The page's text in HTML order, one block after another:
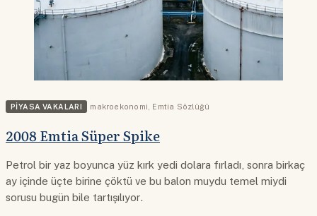
PIYASA VAKALARI makroekonomi, Emtia Sözlüğü
2008 Emtia Süper Spike
Petrol bir yaz boyunca yüz kırk yedi dolara fırladı, sonra birkaç
ay içinde üçte birine çöktü ve bu balon muydu temel miydi
sorusu bugün bile tartışılıyor.